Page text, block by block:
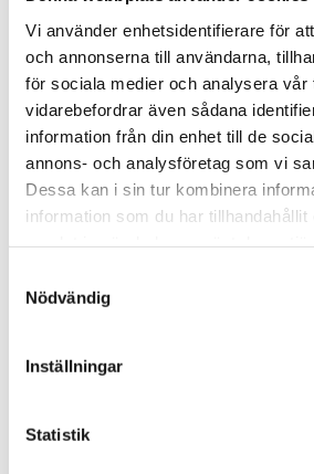
Vi använder enhetsidentifierare för
och annonserna till användarna,
för sociala medier och analysera vår
vidarebefordrar även sådana
information från din enhet till de
annons- och analysföretag som vi
Dessa kan i sin tur kombinera
information som du har tillhandahållit
Nödvändig
Inställningar
Statistik